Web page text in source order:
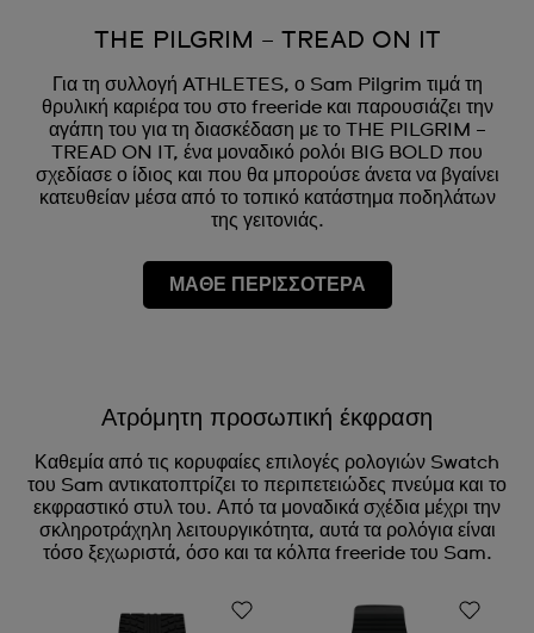
THE PILGRIM – TREAD ON IT
Για τη συλλογή ATHLETES, ο Sam Pilgrim τιμά τη
θρυλική καριέρα του στο freeride και παρουσιάζει την
αγάπη του για τη διασκέδαση με το THE PILGRIM –
TREAD ON IT, ένα μοναδικό ρολόι BIG BOLD που
σχεδίασε ο ίδιος και που θα μπορούσε άνετα να βγαίνει
κατευθείαν μέσα από το τοπικό κατάστημα ποδηλάτων
της γειτονιάς.
ΜΑΘΕ ΠΕΡΙΣΣΟΤΕΡΑ
Ατρόμητη προσωπική έκφραση
Καθεμία από τις κορυφαίες επιλογές ρολογιών Swatch
του Sam αντικατοπτρίζει το περιπετειώδες πνεύμα και το
εκφραστικό στυλ του. Από τα μοναδικά σχέδια μέχρι την
σκληροτράχηλη λειτουργικότητα, αυτά τα ρολόγια είναι
τόσο ξεχωριστά, όσο και τα κόλπα freeride του Sam.